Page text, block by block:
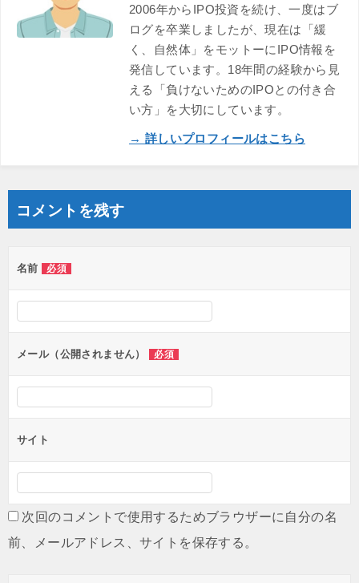
2006年からIPO投資を続け、一度はブ
ログを卒業しましたが、現在は「緩
く、自然体」をモットーにIPO情報を
発信しています。18年間の経験から見
える「負けないためのIPOとの付き合
い方」を大切にしています。
→ 詳しいプロフィールはこちら
コメントを残す
名前 必須
メール（公開されません） 必須
サイト
次回のコメントで使用するためブラウザーに自分の名
前、メールアドレス、サイトを保存する。